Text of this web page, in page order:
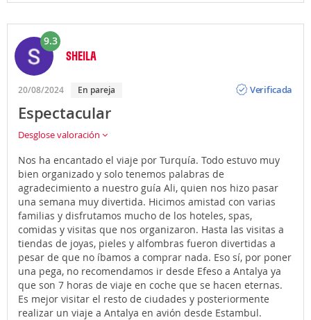
9.3
SHEILA
20/08/2024 En pareja
Verificada
Espectacular
Desglose valoración
Nos ha encantado el viaje por Turquía. Todo estuvo muy
bien organizado y solo tenemos palabras de
agradecimiento a nuestro guía Ali, quien nos hizo pasar
una semana muy divertida. Hicimos amistad con varias
familias y disfrutamos mucho de los hoteles, spas,
comidas y visitas que nos organizaron. Hasta las visitas a
tiendas de joyas, pieles y alfombras fueron divertidas a
pesar de que no íbamos a comprar nada. Eso sí, por poner
una pega, no recomendamos ir desde Efeso a Antalya ya
que son 7 horas de viaje en coche que se hacen eternas.
Es mejor visitar el resto de ciudades y posteriormente
realizar un viaje a Antalya en avión desde Estambul.